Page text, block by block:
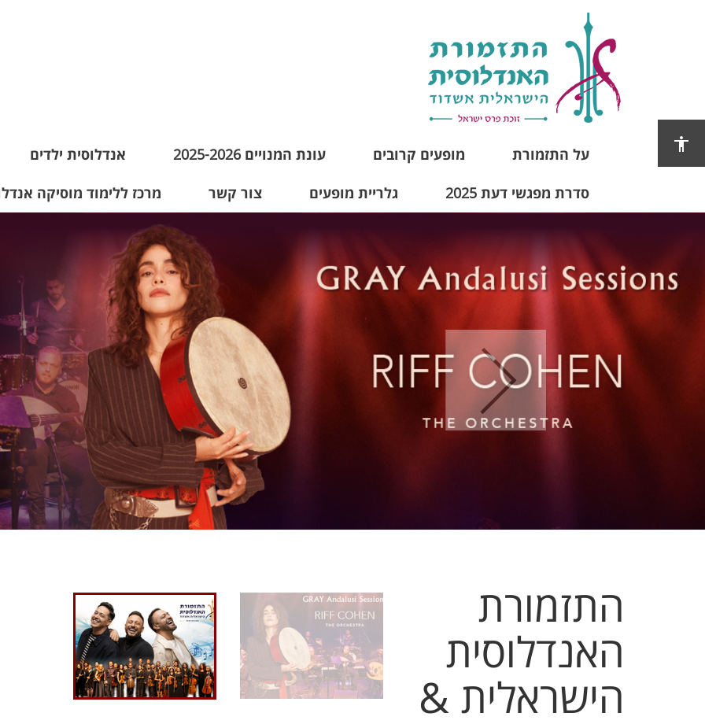
על התזמורת מופעים קרובים עונת המנויים 2025-2026 אנדלוסית ילדים
סדרת מפגשי דעת 2025 גלריית מופעים צור קשר מרכז ללימוד מוסיקה
התזמורת
האנדלוסית
הישראלית &